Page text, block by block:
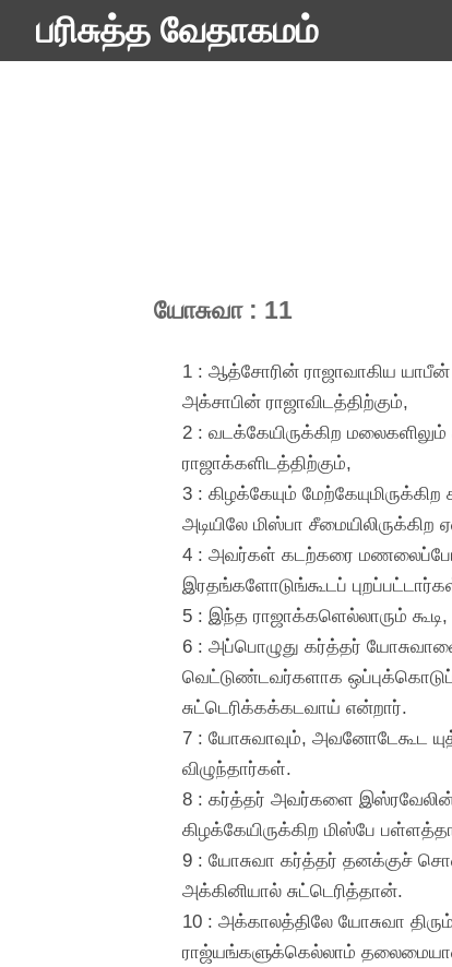
பரிசுத்த வேதாகமம்
யோசுவா : 11
1 : ஆத்சோரின் ராஜாவாகிய
அக்சாபின் ராஜாவிடத்திற்கும்,
2 : வடக்கேயிருக்கிற மலைகளிலும்
ராஜாக்களிடத்திற்கும்,
3 : கிழக்கேயும்
அடியிலே மிஸ்பா
4 : அவர்கள் கடற்கரை
இரதங்களோடுங்கூடப்
5 : இந்த ராஜாக்களெல்லாரும்
6 : அப்பொழுது கர்த்தர்
வெட்டுண்டவர்களாக
சுட்டெரிக்கக்கடவாய் என்றார்.
7 : யோசுவாவும், அவனோடேகூட
விழுந்தார்கள்.
8 : கர்த்தர் அவர்களை இஸ்ரவேலின்
கிழக்கேயிருக்கிற மிஸ்பே
9 : யோசுவா கர்த்தர் தனக்குச்
அக்கினியால் சுட்டெரித்தான்.
10 : அக்காலத்திலே யோசுவா
ராஜ்யங்களுக்கெல்லாம்